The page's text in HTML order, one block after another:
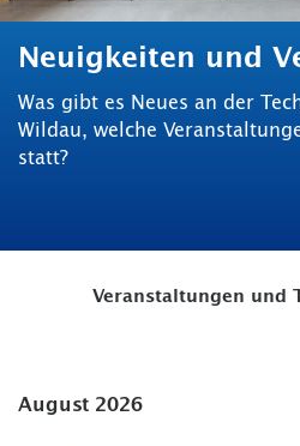
Neuigkeiten und
Was gibt es Neues an der
Wildau, welche
statt?
Veranstaltungen und
August 2026